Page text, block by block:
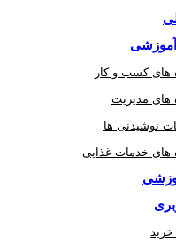
های کسب و کار
های مدیریت
نوشیدنی ها
های خدمات غذایی